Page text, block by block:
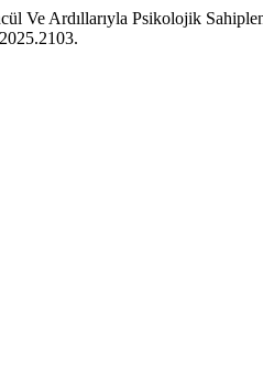
Ve Ardıllarıyla Psikolojik